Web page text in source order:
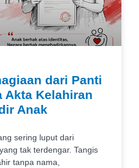
dari Panti
Akta Kelahiran
Anak
sering luput dari
tak terdengar. Tangis
tanpa nama,